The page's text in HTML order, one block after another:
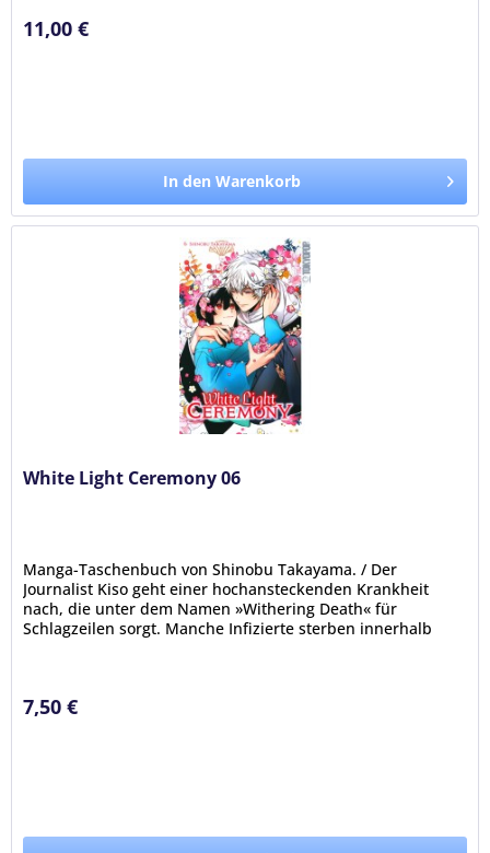
11,00 €
In den Warenkorb
White Light Ceremony 06
Manga-Taschenbuch von Shinobu Takayama. / Der
Journalist Kiso geht einer hochansteckenden Krankheit
nach, die unter dem Namen »Withering Death« für
Schlagzeilen sorgt. Manche Infizierte sterben innerhalb
7,50 €